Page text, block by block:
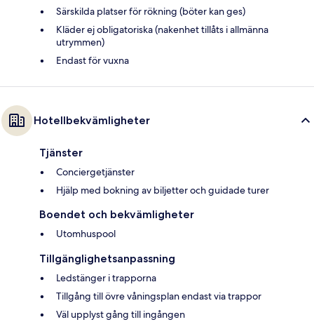
Särskilda platser för rökning (böter kan ges)
Kläder ej obligatoriska (nakenhet tillåts i allmänna
utrymmen)
Endast för vuxna
Hotellbekvämligheter
Tjänster
Conciergetjänster
Hjälp med bokning av biljetter och guidade turer
Boendet och bekvämligheter
Utomhuspool
Tillgänglighetsanpassning
Ledstänger i trapporna
Tillgång till övre våningsplan endast via trappor
Väl upplyst gång till ingången